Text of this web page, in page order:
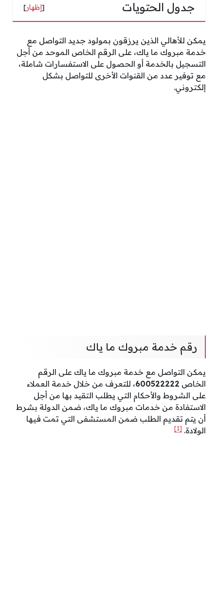
جدول الحتويات [إظهار]
يمكن للأهالي الذين يرزقون بمولود جديد التواصل مع
خدمة مبروك ما ياك، على الرقم الخاص الموحد من أجل
التسجيل بالخدمة أو الحصول على الاستفسارات شاملة،
مع توفير عدد من القنوات الأخرى للتواصل بشكل
إلكتروني.
رقم خدمة مبروك ما ياك
يمكن التواصل مع خدمة مبروك ما ياك على الرقم
الخاص 600522222، للتعرف من خلال خدمة العملاء
على الشروط والأحكام التي يطلب التقيد بها من أجل
الاستفادة من خدمات مبروك ما ياك، ضمن الدولة بشرط
أن يتم تقديم الطلب ضمن المستشفى التي تمت فيها
الولادة. [1]